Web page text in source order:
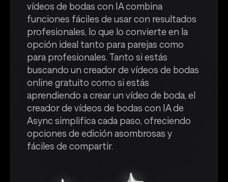
vídeos de bodas con IA combina
funciones fáciles de usar con resultados
profesionales, lo que lo convierte en la
opción ideal tanto para parejas como
para profesionales. Tanto si estás
buscando un creador de vídeos de bodas
online gratuito como si estás
aprendiendo a crear un vídeo de boda, el
creador de vídeos de bodas con IA de
Async simplifica cada paso, ofreciendo
opciones de edición asombrosas y
fáciles de compartir.